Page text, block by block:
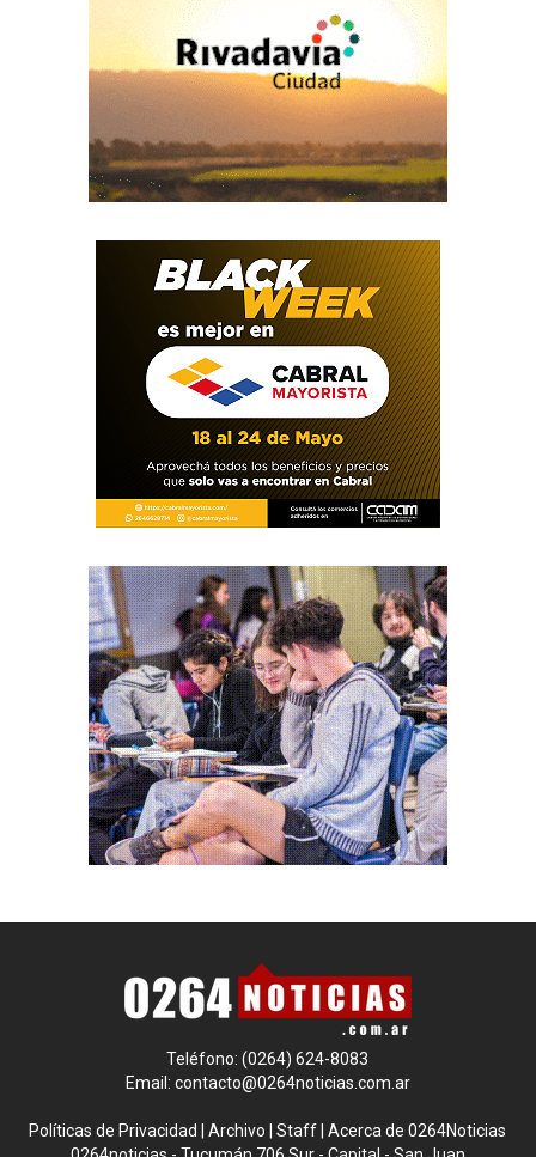
Teléfono: (0264) 624-8083
Email: contacto@0264noticias.com.ar
Políticas de Privacidad |Archivo |Staff |Acerca de 0264Noticias